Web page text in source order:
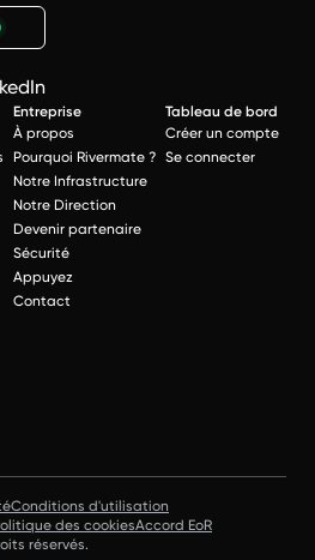
Entreprise
À propos
Pourquoi Rivermate ?
Notre Infrastructure
Notre Direction
Devenir partenaire
Sécurité
Appuyez
Contact
Tableau de bord
Créer un compte
Se connecter
Conditions d'utilisation
des cookiesAccord EoR
réservés.